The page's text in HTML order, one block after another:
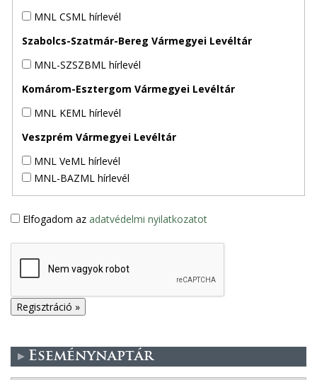
MNL CSML hírlevél
Szabolcs-Szatmár-Bereg Vármegyei Levéltár
MNL-SZSZBML hírlevél
Komárom-Esztergom Vármegyei Levéltár
MNL KEML hírlevél
Veszprém Vármegyei Levéltár
MNL VeML hírlevél
MNL-BAZML hírlevél
Elfogadom az adatvédelmi nyilatkozatot
Eseménynaptár